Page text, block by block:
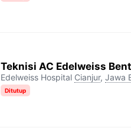
Teknisi AC Edelweiss
Edelweiss Hospital Cianjur, Jawa
Ditutup